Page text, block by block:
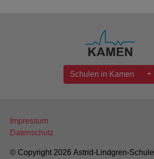
Schulen in Kamen
Impressum
Datenschutz
© Copyright 2026 Astrid-Lindgren-Schule